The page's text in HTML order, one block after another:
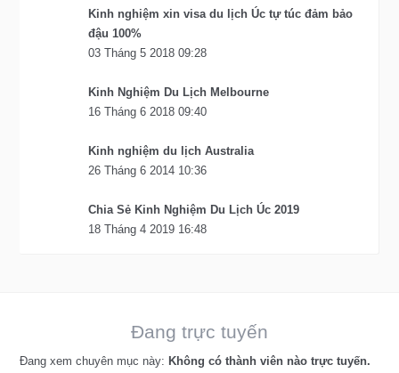
Kinh nghiệm xin visa du lịch Úc tự túc đảm bảo
đậu 100%
03 Tháng 5 2018 09:28
Kinh Nghiệm Du Lịch Melbourne
16 Tháng 6 2018 09:40
Kinh nghiệm du lịch Australia
26 Tháng 6 2014 10:36
Chia Sẻ Kinh Nghiệm Du Lịch Úc 2019
18 Tháng 4 2019 16:48
Đang trực tuyến
Đang xem chuyên mục này: Không có thành viên nào trực tuyến.